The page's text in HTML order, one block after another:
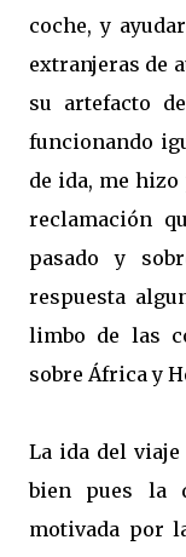
coche, y
extranjeras de
su artefacto
funcionando
de ida, me
reclamación
pasado y
respuesta
limbo de las
sobre África y
La ida del
bien pues la
motivada por